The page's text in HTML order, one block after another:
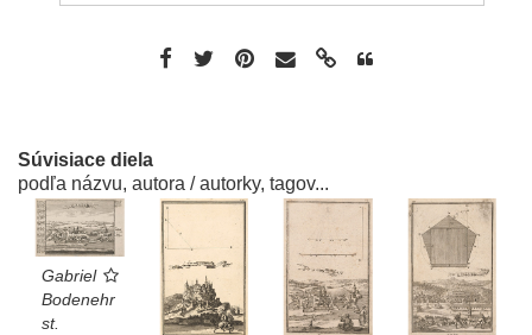
Súvisiace diela
podľa názvu, autora / autorky, tagov...
Gabriel
Bodenehr
st.